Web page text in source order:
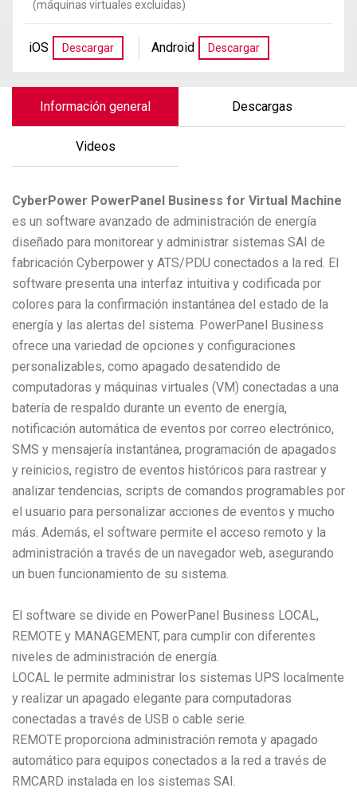
(máquinas virtuales excluidas)
iOS Descargar Android Descargar
Información general Descargas
Videos
CyberPower PowerPanel Business for Virtual Machine
es un software avanzado de administración de energía
diseñado para monitorear y administrar sistemas SAI de
fabricación Cyberpower y ATS/PDU conectados a la red. El
software presenta una interfaz intuitiva y codificada por
colores para la confirmación instantánea del estado de la
energía y las alertas del sistema. PowerPanel Business
ofrece una variedad de opciones y configuraciones
personalizables, como apagado desatendido de
computadoras y máquinas virtuales (VM) conectadas a una
batería de respaldo durante un evento de energía,
notificación automática de eventos por correo electrónico,
SMS y mensajería instantánea, programación de apagados
y reinicios, registro de eventos históricos para rastrear y
analizar tendencias, scripts de comandos programables por
el usuario para personalizar acciones de eventos y mucho
más. Además, el software permite el acceso remoto y la
administración a través de un navegador web, asegurando
un buen funcionamiento de su sistema.
El software se divide en PowerPanel Business LOCAL,
REMOTE y MANAGEMENT, para cumplir con diferentes
niveles de administración de energía.
LOCAL le permite administrar los sistemas UPS localmente
y realizar un apagado elegante para computadoras
conectadas a través de USB o cable serie.
REMOTE proporciona administración remota y apagado
automático para equipos conectados a la red a través de
RMCARD instalada en los sistemas SAI.